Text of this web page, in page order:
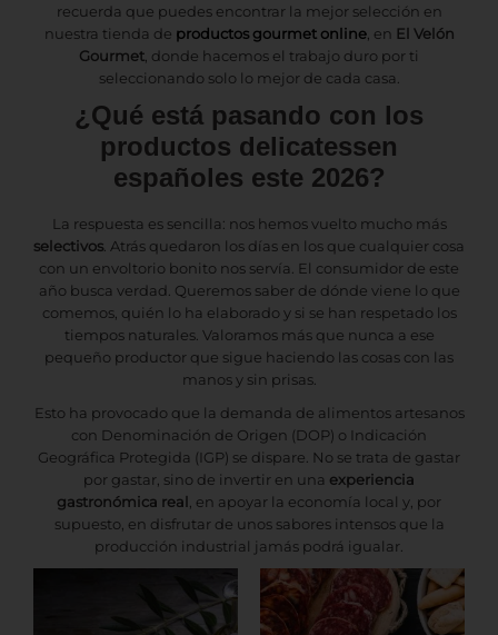
recuerda que puedes encontrar la mejor selección en
nuestra tienda de productos gourmet online, en El Velón
Gourmet , donde hacemos el trabajo duro por ti
seleccionando solo lo mejor de cada casa.
¿Qué está pasando con los
productos delicatessen
españoles este 2026?
La respuesta es sencilla: nos hemos vuelto mucho más
selectivos . Atrás quedaron los días en los que cualquier cosa
con un envoltorio bonito nos servía. El consumidor de este
año busca verdad. Queremos saber de dónde viene lo que
comemos, quién lo ha elaborado y si se han respetado los
tiempos naturales. Valoramos más que nunca a ese
pequeño productor que sigue haciendo las cosas con las
manos y sin prisas.
Esto ha provocado que la demanda de alimentos artesanos
con Denominación de Origen (DOP) o Indicación
Geográfica Protegida (IGP) se dispare. No se trata de gastar
por gastar, sino de invertir en una experiencia
gastronómica real , en apoyar la economía local y, por
supuesto, en disfrutar de unos sabores intensos que la
producción industrial jamás podrá igualar.